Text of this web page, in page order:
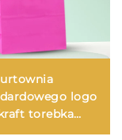
logo
torebka
do